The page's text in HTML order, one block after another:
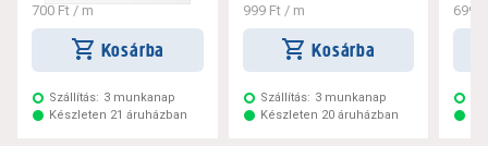
700 Ft / m
Kosárba
Szállítás: 3 munkanap
Készleten 21 áruházban
999 Ft/ m
Kosárba
Szállítás: 3 munkanap
Készleten 20 áruházban
699